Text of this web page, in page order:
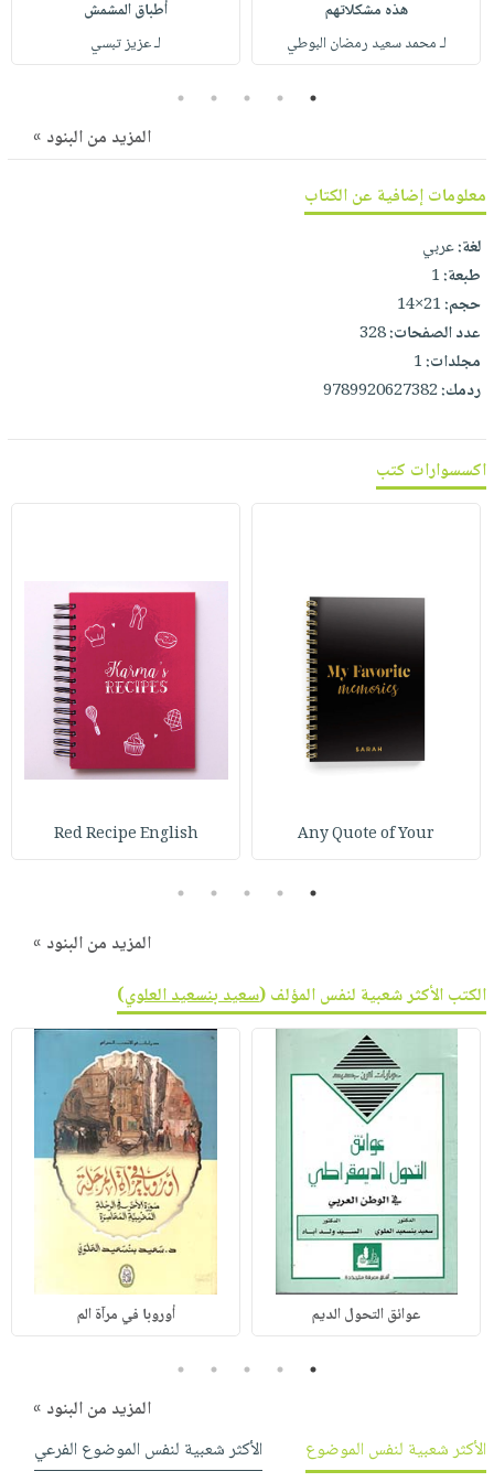
صابون
أطفال
فيديوهات
أسئلة
وفرات
انشر
كتابك
تواصل
معنا
عربة
التسوق
هذه مشكلاتهم
لـ محمد سعيد رمضان البوطي
أطباق المشمش
لـ عزيز تبسي
1
2
3
4
5
المزيد من البنود »
معلومات إضافية عن الكتاب
لغة:عربي
طبعة:1
حجم:21×14
عدد الصفحات:328
مجلدات:1
ردمك:9789920627382
اكسسوارات كتب
Any Quote of Your
Red Recipe English
1
2
3
4
5
المزيد من البنود »
الكتب الأكثر شعبية لنفس المؤلف (سعيد بنسعيد العلوي)
عوائق التحول الديم أوروبا في مرآة الم
1
2
3
4
5
المزيد من البنود »
الأكثر شعبية لنفس الموضوع
الأكثر شعبية لنفس الموضوع الفرعي